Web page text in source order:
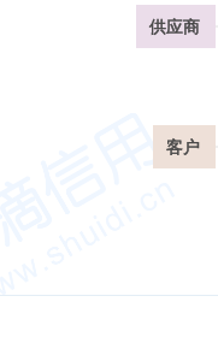
供应商
客户